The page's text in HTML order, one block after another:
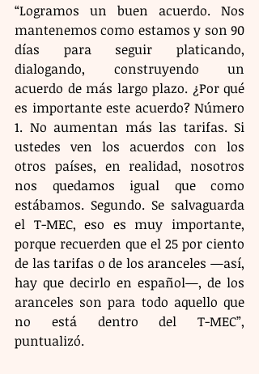
“Logramos un buen acuerdo. Nos
mantenemos como estamos y son 90
días para seguir platicando,
dialogando, construyendo un
acuerdo de más largo plazo. ¿Por qué
es importante este acuerdo? Número
1. No aumentan más las tarifas. Si
ustedes ven los acuerdos con los
otros países, en realidad, nosotros
nos quedamos igual que como
estábamos. Segundo. Se salvaguarda
el T-MEC, eso es muy importante,
porque recuerden que el 25 por ciento
de las tarifas o de los aranceles —así,
hay que decirlo en español—, de los
aranceles son para todo aquello que
no está dentro del T-MEC”,
puntualizó.